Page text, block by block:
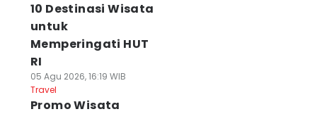
10 Destinasi Wisata
untuk
Memperingati HUT
RI
05 Agu 2026, 16:19 WIB
Travel
Promo Wisata